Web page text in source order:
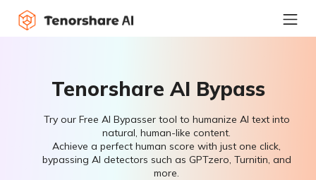
Tenorshare AI Bypass
Try our Free AI Bypasser tool to humanize AI text into
natural, human-like content.
Achieve a perfect human score with just one click,
bypassing AI detectors such as GPTzero, Turnitin, and
more.